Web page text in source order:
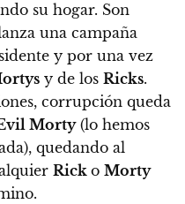
su hogar. Son
una campaña
y por una vez
y de los Ricks.
corrupción queda
Morty(lo hemos
quedando al
Rick o Morty